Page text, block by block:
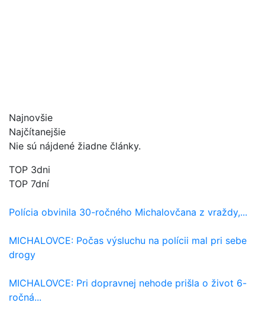
Najnovšie
Najčítanejšie
Nie sú nájdené žiadne články.
TOP 3dni
TOP 7dní
Polícia obvinila 30-ročného Michalovčana z vraždy,...
MICHALOVCE: Počas výsluchu na polícii mal pri sebe
drogy
MICHALOVCE: Pri dopravnej nehode prišla o život 6-
ročná...